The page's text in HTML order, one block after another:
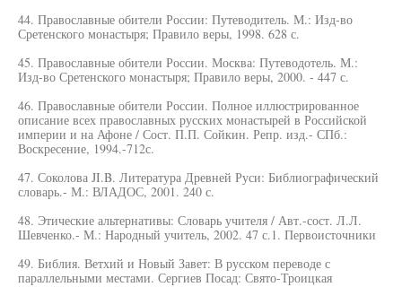
44. Православные обители России: Путеводитель. М.: Изд-во
Сретенского монастыря; Правило веры, 1998. 628 с.
45. Православные обители России. Москва: Путеводотель. М.:
Изд-во Сретенского монастыря; Правило веры, 2000. - 447 с.
46. Православные обители России. Полное иллюстрированное
описание всех православных русских монастырей в Российской
империи и на Афоне / Сост. П.П. Сойкин. Репр. изд.- СПб.:
Воскресение, 1994.-712с.
47. Соколова JI.B. Литература Древней Руси: Библиографический
словарь.- М.: ВЛАДОС, 2001. 240 с.
48. Этические альтернативы: Словарь учителя / Авт.-сост. Л.Л.
Шевченко.- М.: Народный учитель, 2002. 47 с.1. Первоисточники
49. Библия. Ветхий и Новый Завет: В русском переводе с
параллельными местами. Сергиев Посад: Свято-Троицкая